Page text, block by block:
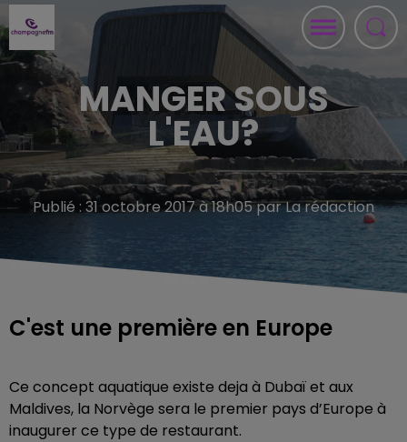
MANGER SOUS
L'EAU?
Publié : 31 octobre 2017 à 18h05 par La rédaction
C'est une première en Europe
Ce concept aquatique existe deja à Dubaï et aux
Maldives, la Norvège sera le premier pays d’Europe à
inaugurer ce type de restaurant.